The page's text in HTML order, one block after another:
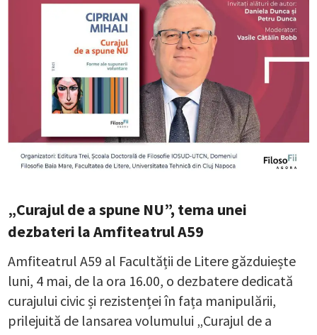
„Curajul de a spune NU”, tema unei
dezbateri la Amfiteatrul A59
Amfiteatrul A59 al Facultății de Litere găzduiește
luni, 4 mai, de la ora 16.00, o dezbatere dedicată
curajului civic și rezistenței în fața manipulării,
prilejuită de lansarea volumului „Curajul de a